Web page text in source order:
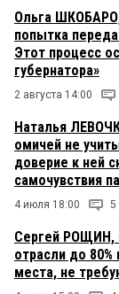
Ольга
попытка
Этот процесс
губернатора»
2 августа 14:00
Наталья
омичей не
доверие к ней
самочувствия
4 июля 18:00 5
Сергей РОЩИН,
отрасли до
места, не